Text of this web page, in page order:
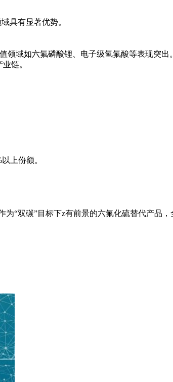
具有显著优势。
域如六氟磷酸锂、电子级氢氟酸等表现突出。
链。
上份额。
“双碳”目标下z有前景的六氟化硫替代产品，